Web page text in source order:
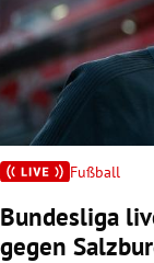
Fußball
Bundesliga
gegen